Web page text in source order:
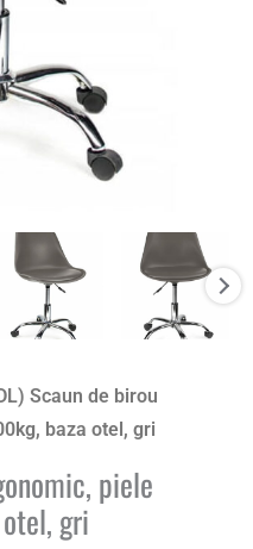
Scaun de birou
baza otel, gri
piele
gri